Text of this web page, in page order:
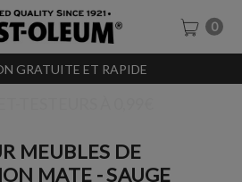
GRATUITE ET RAPIDE
0
MEUBLES DE
MATE - SAUGE